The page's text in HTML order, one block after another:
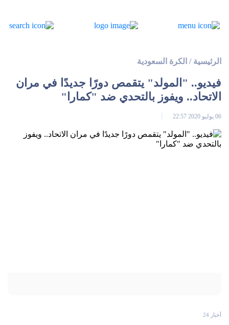
الرئيسية / الكرة السعودية
فيديو.. "المولد" يتقمص دورًا جديدًا في مران
الاتحاد.. ويفوز بالتحدي ضد "كمارا"
06 يوليو 2020 22:57
أخبار 24